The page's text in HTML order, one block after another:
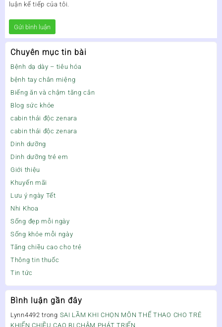
Chuyên mục tin bài
Bệnh dạ dày – tiêu hóa
bệnh tay chân miệng
Biếng ăn và chậm tăng cân
Blog sức khỏe
cabin thải độc zenara
cabin thải độc zenara
Dinh dưỡng
Dinh dưỡng trẻ em
Giới thiệu
Khuyến mãi
Lưu ý ngày Tết
Nhi Khoa
Sống đẹp mỗi ngày
Sống khỏe mỗi ngày
Tăng chiều cao cho trẻ
Thông tin thuốc
Tin tức
Bình luận gần đây
Lynn4492 trong SAI LẦM KHI CHỌN MÔN THỂ THAO CHO TRẺ
KHIẾN CHIỀU CAO BỊ CHẬM PHÁT TRIỂN
luận kế tiếp của tôi.